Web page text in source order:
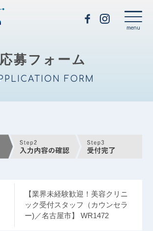
応募フォーム
FORM
【業界未経験歓迎！美容クリニ
ック受付スタッフ（カウンセラ
ー)／名古屋市】 WR1472